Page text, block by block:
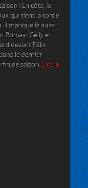
! En côte, le
qui tient la corde
il manque là aussi
Romain Gelly et
devant Félix
le dernier
fin de saison. Lire la